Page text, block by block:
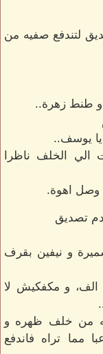
لتندفع صفيه من
و طنط زهرة..
يا يوسف..
الخلف ناظرا
وصل اهوة.
تصديق
و نيفين بقرف
الف، و مكفكيش لا
من خلف ظهره و
مما تراه فاندفع